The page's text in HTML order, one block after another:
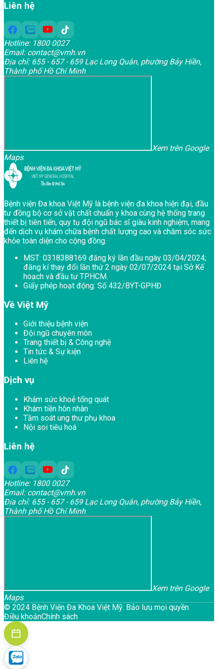
Liên hệ
Hotline: 1800 0027
Email: contact@vmh.vn
Địa chỉ: 655 - 657 - 659 Lạc Long Quân, phường Bảy Hiền,
Thành phố Hồ Chí Minh
Xem trên Google
Maps
Bệnh viện Đa khoa Việt Mỹ là bệnh viện đa khoa hiện đại, đầu
tư đồng bộ cơ sở vật chất chuẩn y khoa cùng hệ thống trang
thiết bị tiên tiến, quy tụ đội ngũ bác sĩ giàu kinh nghiệm, mang
đến dịch vụ khám chữa bệnh chất lượng cao và chăm sóc sức
khỏe toàn diện cho cộng đồng.
MST: 0318388169 đăng ký lần đầu ngày 03/04/2024;
đăng kí thay đổi lần thứ 2 ngày 02/07/2024 tại Sở Kế
hoạch và đầu tư TP.HCM.
Giấy phép hoạt động: Số 432/BYT-GPHĐ
Về Việt Mỹ
Giới thiệu bệnh viện
Đội ngũ chuyên môn
Trang thiết bị & Công nghệ
Tin tức & Sự kiện
Liên hệ
Dịch vụ
Khám sức khoẻ tổng quát
Khám tiền hôn nhân
Tầm soát ung thư phụ khoa
Nội soi tiêu hoá
Liên hệ
Hotline: 1800 0027
Email: contact@vmh.vn
Địa chỉ: 655 - 657 - 659 Lạc Long Quân, phường Bảy Hiền,
Thành phố Hồ Chí Minh
Xem trên Google
Maps
© 2024 Bệnh Viện Đa Khoa Việt Mỹ. Bảo lưu mọi quyền.
Điều khoảnChính sách